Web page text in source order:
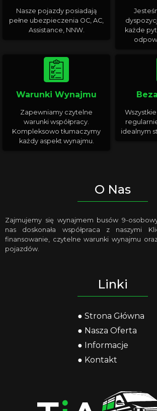
Nasze pojazdy posiadają
pełne ubezpieczenia OC, AC,
Assistance, NNW.
każde
Warunki Wynajmu
Zapewniamy czytelne
warunki współpracy.
Kompleksowo tłumaczymy
każdy aspekt wynajmu.
idealnym
O Nas
Zajmujemy się wynajmem busów 9-
nas doskonała współpraca z naszymi
finansowanie, czytelne warunki wynajmu
pojazdów.
Linki
Strona Główna
Nasza Oferta
Informacje
Kontakt